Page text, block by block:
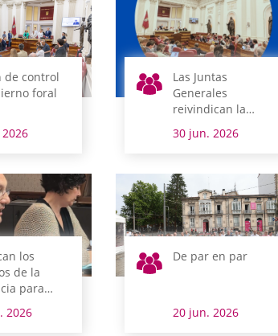
de control
foral
Las Juntas
Generales
reivindican la
figura de los
parlamentos como
derechos humanos
30 jun. 2026
los
de la
para
el
de
2026
De par en par
20 jun. 2026